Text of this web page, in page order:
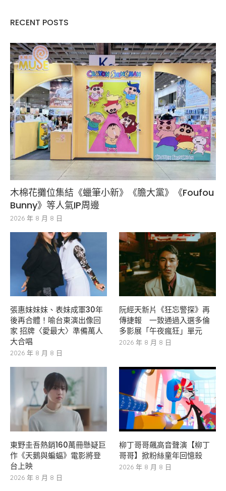
RECENT POSTS
木棉花攤位集結《蠟筆小新》《膽大黨》《Foufou
Bunny》等人氣IP周邊
2026 年 8 月 8 日
張惠妹妹妹、表妹成軍30年
後再合體！喻台東演出像回
家 招牌〈愛最大〉準備萬人
大合唱
2026 年 8 月 8 日
阮經天新片《狂忘警探》再
傳捷報 一致通過入選多倫
多影展「午夜瘋狂」單元
2026 年 8 月 8 日
東野圭吾熱銷160萬冊懸疑巨
作《天鵝與蝙蝠》電影將登
台上映
2026 年 8 月 8 日
柳丁哥哥飆高音聲演【柳丁
哥哥】掀粉絲童年回憶殺
2026 年 8 月 8 日